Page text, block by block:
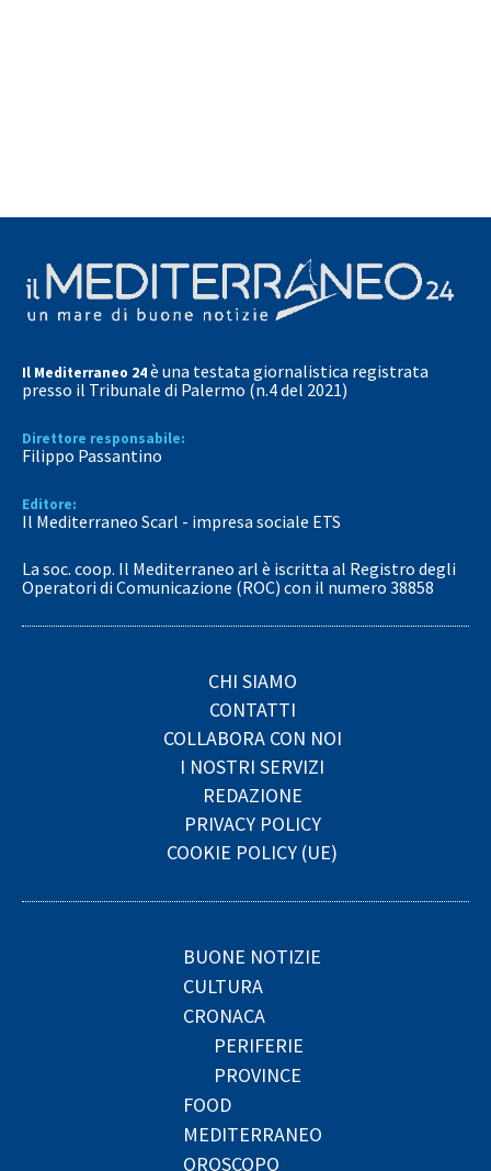
Il Mediterraneo 24è una testata giornalistica registrata
presso il Tribunale di Palermo (n.4 del 2021)
Direttore responsabile:
Filippo Passantino
Editore:
Il Mediterraneo Scarl - impresa sociale ETS
La soc. coop. Il Mediterraneo arl è iscritta al Registro degli
Operatori di Comunicazione (ROC) con il numero 38858
CHI SIAMO
CONTATTI
COLLABORA CON NOI
I NOSTRI SERVIZI
REDAZIONE
PRIVACY POLICY
COOKIE POLICY (UE)
BUONE NOTIZIE
CULTURA
CRONACA
PERIFERIE
PROVINCE
FOOD
MEDITERRANEO
OROSCOPO